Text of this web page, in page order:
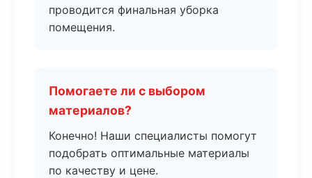
проводится финальная уборка
помещения.
Помогаете ли с выбором
материалов?
Конечно! Наши специалисты помогут
подобрать оптимальные материалы
по качеству и цене.